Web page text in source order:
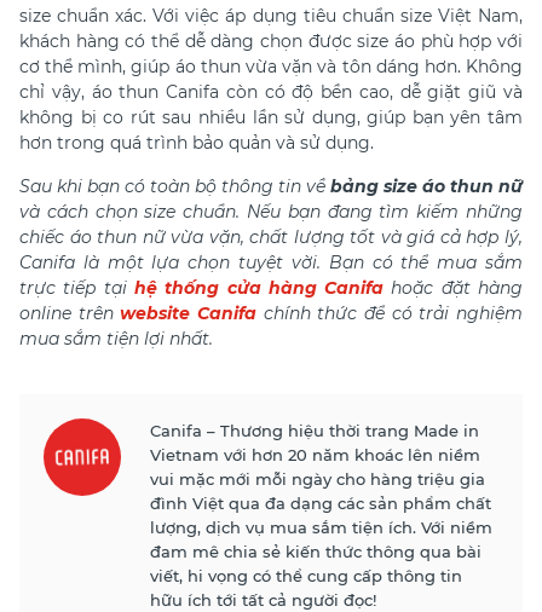
size chuẩn xác. Với việc áp dụng tiêu chuẩn size Việt Nam,
khách hàng có thể dễ dàng chọn được size áo phù hợp với
cơ thể mình, giúp áo thun vừa vặn và tôn dáng hơn. Không
chỉ vậy, áo thun Canifa còn có độ bền cao, dễ giặt giũ và
không bị co rút sau nhiều lần sử dụng, giúp bạn yên tâm
hơn trong quá trình bảo quản và sử dụng.
Sau khi bạn có toàn bộ thông tin về bảng size áo thun nữ
và cách chọn size chuẩn. Nếu bạn đang tìm kiếm những
chiếc áo thun nữ vừa vặn, chất lượng tốt và giá cả hợp lý,
Canifa là một lựa chọn tuyệt vời. Bạn có thể mua sắm
trực tiếp tại hệ thống cửa hàng Canifa hoặc đặt hàng
online trênwebsite Canifa chính thức để có trải nghiệm
mua sắm tiện lợi nhất.
Canifa – Thương hiệu thời trang Made in
Vietnam với hơn 20 năm khoác lên niềm
vui mặc mới mỗi ngày cho hàng triệu gia
đình Việt qua đa dạng các sản phẩm chất
lượng, dịch vụ mua sắm tiện ích. Với niềm
đam mê chia sẻ kiến thức thông qua bài
viết, hi vọng có thể cung cấp thông tin
hữu ích tới tất cả người đọc!